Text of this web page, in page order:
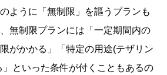
ように「無制限」を謳うプランも
無制限プランには「一定期間内の
がかかる」「特定の用途(テザリン
といった条件が付くこともあるの